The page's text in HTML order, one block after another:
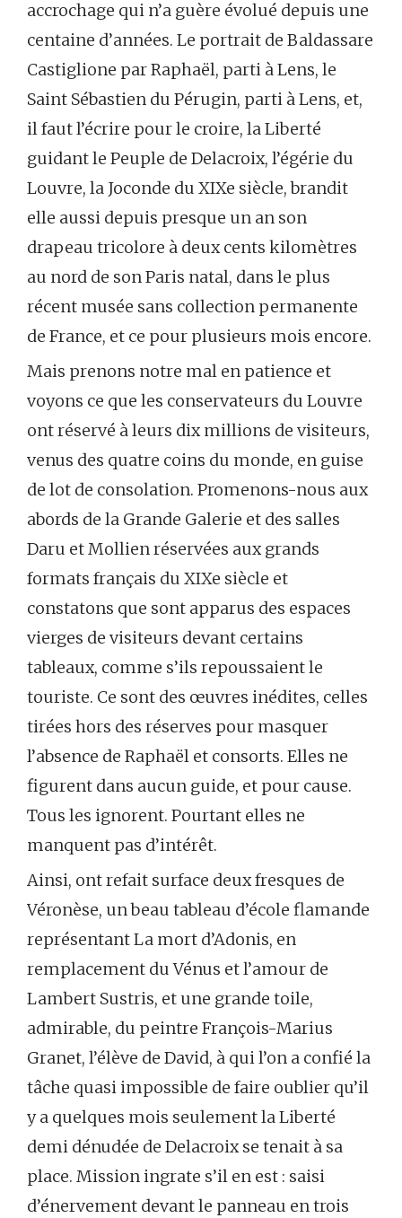
accrochage qui n’a guère évolué depuis une
centaine d’années. Le portrait de Baldassare
Castiglione par Raphaël, parti à Lens, le
Saint Sébastien du Pérugin, parti à Lens, et,
il faut l’écrire pour le croire, la Liberté
guidant le Peuple de Delacroix, l’égérie du
Louvre, la Joconde du XIXe siècle, brandit
elle aussi depuis presque un an son
drapeau tricolore à deux cents kilomètres
au nord de son Paris natal, dans le plus
récent musée sans collection permanente
de France, et ce pour plusieurs mois encore.
Mais prenons notre mal en patience et
voyons ce que les conservateurs du Louvre
ont réservé à leurs dix millions de visiteurs,
venus des quatre coins du monde, en guise
de lot de consolation. Promenons-nous aux
abords de la Grande Galerie et des salles
Daru et Mollien réservées aux grands
formats français du XIXe siècle et
constatons que sont apparus des espaces
vierges de visiteurs devant certains
tableaux, comme s’ils repoussaient le
touriste. Ce sont des œuvres inédites, celles
tirées hors des réserves pour masquer
l’absence de Raphaël et consorts. Elles ne
figurent dans aucun guide, et pour cause.
Tous les ignorent. Pourtant elles ne
manquent pas d’intérêt.
Ainsi, ont refait surface deux fresques de
Véronèse, un beau tableau d’école flamande
représentant La mort d’Adonis, en
remplacement du Vénus et l’amour de
Lambert Sustris, et une grande toile,
admirable, du peintre François-Marius
Granet, l’élève de David, à qui l’on a confié la
tâche quasi impossible de faire oublier qu’il
y a quelques mois seulement la Liberté
demi dénudée de Delacroix se tenait à sa
place. Mission ingrate s’il en est : saisi
d’énervement devant le panneau en trois